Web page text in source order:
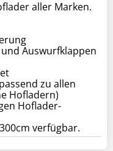
aller Marken.
Auswurfklappen
zu allen
Hofladern)
Hoflader-
verfügbar.